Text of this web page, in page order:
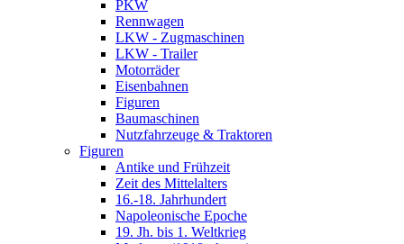
PKW
Rennwagen
LKW - Zugmaschinen
LKW - Trailer
Motorräder
Eisenbahnen
Figuren
Baumaschinen
Nutzfahrzeuge & Traktoren
Figuren
Antike und Frühzeit
Zeit des Mittelalters
16.-18. Jahrhundert
Napoleonische Epoche
19. Jh. bis 1. Weltkrieg